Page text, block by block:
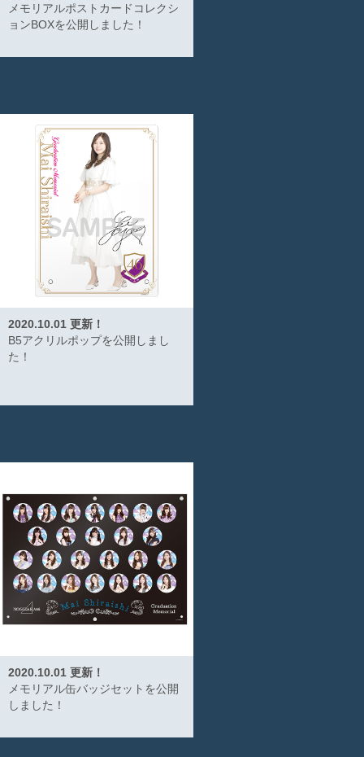
メモリアルポストカードコレクシ
ョンBOXを公開しました！
2020.10.01 更新！
B5アクリルポップを公開しまし
た！
2020.10.01 更新！
メモリアル缶バッジセットを公開
しました！